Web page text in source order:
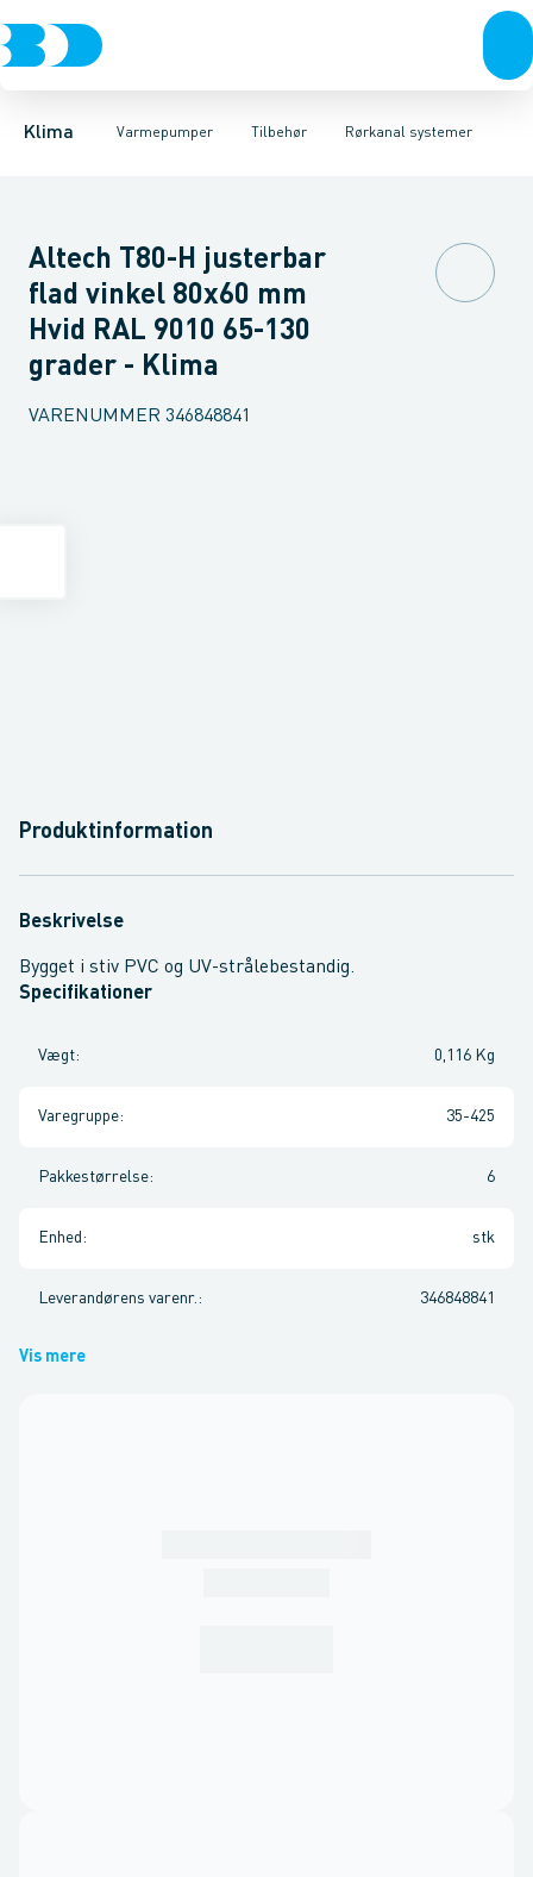
Klima Varmepumper
Ventilation Varmepumper KlimaværktøjBiokedler &
Tilbehør
Luft til luft Luft til vand JordvarmeIsoleringTilbehør
Rørkanal systemer
Rørkanal systemerMontageblokke FødderVibrationsdæmpere
Altech T80-H justerbar
flad vinkel 80x60 mm
Hvid RAL 9010 65-130
grader - Klima
VARENUMMER 346848841
Produktinformation
Beskrivelse
Bygget i stiv PVC og UV-strålebestandig.
Specifikationer
Vægt: 0,116 Kg
Varegruppe: 35-425
Pakkestørrelse: 6
Enhed : stk
Leverandørens varenr. : 346848841
Vis mere